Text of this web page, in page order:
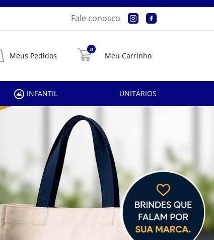
Fale conosco
Meus Pedidos
0
Meu Carrinho
INFANTIL UNITÁRIOS